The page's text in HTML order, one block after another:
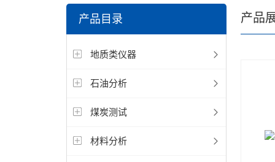
产品目录
地质类仪器
石油分析
煤炭测试
材料分析
产品